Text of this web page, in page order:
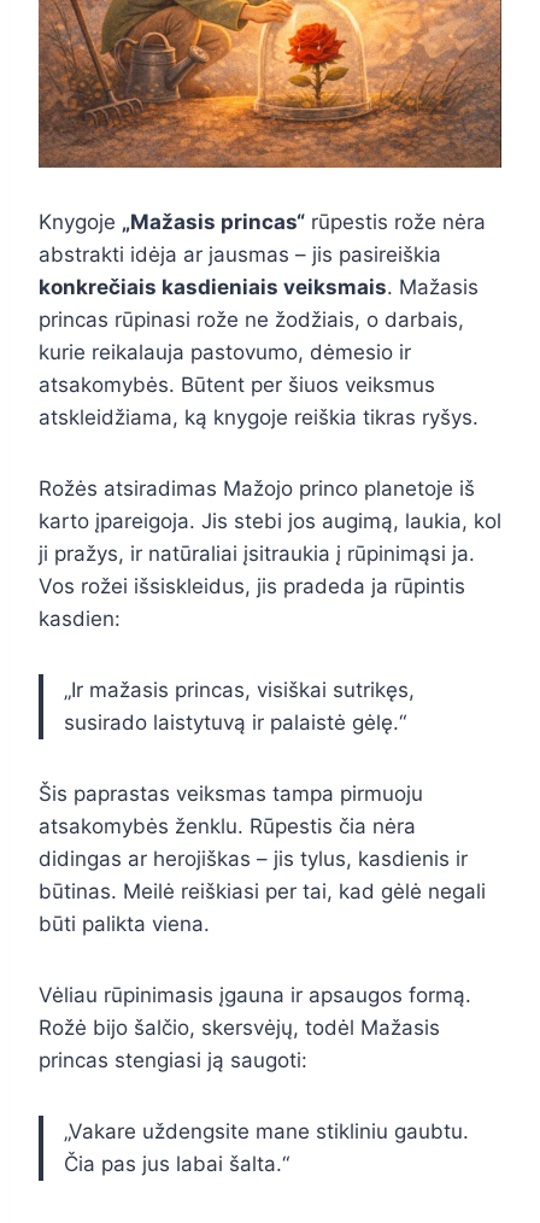
Knygoje „Mažasis princas“ rūpestis rože nėra
abstrakti idėja ar jausmas – jis pasireiškia
konkrečiais kasdieniais veiksmais. Mažasis
princas rūpinasi rože ne žodžiais, o darbais,
kurie reikalauja pastovumo, dėmesio ir
atsakomybės. Būtent per šiuos veiksmus
atskleidžiama, ką knygoje reiškia tikras ryšys.
Rožės atsiradimas Mažojo princo planetoje iš
karto įpareigoja. Jis stebi jos augimą, laukia, kol
ji pražys, ir natūraliai įsitraukia į rūpinimąsi ja.
Vos rožei išsiskleidus, jis pradeda ja rūpintis
kasdien:
„Ir mažasis princas, visiškai sutrikęs,
susirado laistytuvą ir palaistė gėlę.“
Šis paprastas veiksmas tampa pirmuoju
atsakomybės ženklu. Rūpestis čia nėra
didingas ar herojiškas – jis tylus, kasdienis ir
būtinas. Meilė reiškiasi per tai, kad gėlė negali
būti palikta viena.
Vėliau rūpinimasis įgauna ir apsaugos formą.
Rožė bijo šalčio, skersvėjų, todėl Mažasis
princas stengiasi ją saugoti:
„Vakare uždengsite mane stikliniu gaubtu.
Čia pas jus labai šalta.“